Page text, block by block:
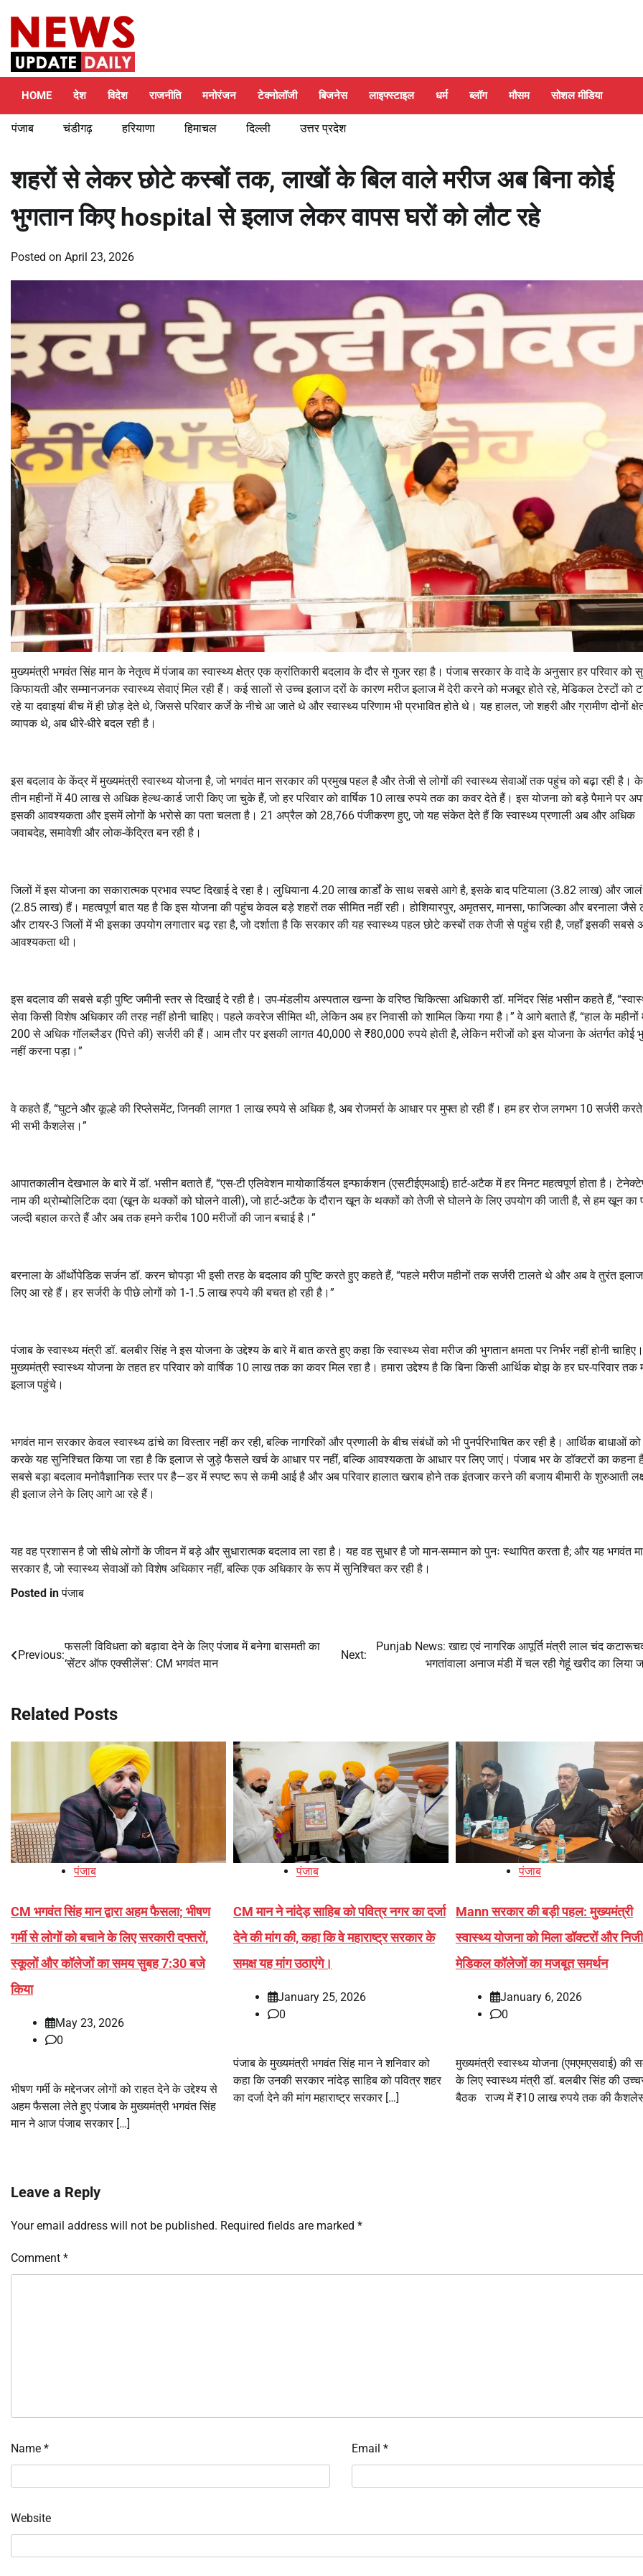
content
HOME देश विदेश राजनीति मनोरंजन टेक्नोलॉजी बिजनेस लाइफ्स्टाइल धर्म ब्लॉग मौसम सोशल मीडिया
पंजाब चंडीगढ़ हरियाणा हिमाचल दिल्ली उत्तर प्रदेश
शहरों से लेकर छोटे कस्बों तक, लाखों के बिल वाले मरीज अब बिना कोई
भुगतान किए hospital से इलाज लेकर वापस घरों को लौट रहे
Posted on April 23, 2026
मुख्यमंत्री भगवंत सिंह मान के नेतृत्व में पंजाब का स्वास्थ्य क्षेत्र एक क्रांतिकारी बदलाव के दौर से गुजर रहा है। पंजाब सरकार के वादे के अनुसार हर परिवार को
किफायती और सम्मानजनक स्वास्थ्य सेवाएं मिल रही हैं। कई सालों से उच्च इलाज दरों के कारण मरीज इलाज में देरी करने को मजबूर होते रहे, मेडिकल टेस्टों को
रहे या दवाइयां बीच में ही छोड़ देते थे, जिससे परिवार कर्जे के नीचे आ जाते थे और स्वास्थ्य परिणाम भी प्रभावित होते थे। यह हालत, जो शहरी और ग्रामीण दोनों
व्यापक थे, अब धीरे-धीरे बदल रही है।
इस बदलाव के केंद्र में मुख्यमंत्री स्वास्थ्य योजना है, जो भगवंत मान सरकार की प्रमुख पहल है और तेजी से लोगों की स्वास्थ्य सेवाओं तक पहुंच को बढ़ा रही है।
तीन महीनों में 40 लाख से अधिक हेल्थ-कार्ड जारी किए जा चुके हैं, जो हर परिवार को वार्षिक 10 लाख रुपये तक का कवर देते हैं। इस योजना को बड़े पैमाने पर
इसकी आवश्यकता और इसमें लोगों के भरोसे का पता चलता है। 21 अप्रैल को 28,766 पंजीकरण हुए, जो यह संकेत देते हैं कि स्वास्थ्य प्रणाली अब और अधिक
जवाबदेह, समावेशी और लोक-केंद्रित बन रही है।
जिलों में इस योजना का सकारात्मक प्रभाव स्पष्ट दिखाई दे रहा है। लुधियाना 4.20 लाख कार्डों के साथ सबसे आगे है, इसके बाद पटियाला (3.82 लाख) और
(2.85 लाख) हैं। महत्वपूर्ण बात यह है कि इस योजना की पहुंच केवल बड़े शहरों तक सीमित नहीं रही। होशियारपुर, अमृतसर, मानसा, फाजिल्का और बरनाला जैसे
और टायर-3 जिलों में भी इसका उपयोग लगातार बढ़ रहा है, जो दर्शाता है कि सरकार की यह स्वास्थ्य पहल छोटे कस्बों तक तेजी से पहुंच रही है, जहाँ इसकी सबसे
आवश्यकता थी।
इस बदलाव की सबसे बड़ी पुष्टि जमीनी स्तर से दिखाई दे रही है। उप-मंडलीय अस्पताल खन्ना के वरिष्ठ चिकित्सा अधिकारी डॉ. मनिंदर सिंह भसीन कहते हैं,
सेवा किसी विशेष अधिकार की तरह नहीं होनी चाहिए। पहले कवरेज सीमित थी, लेकिन अब हर निवासी को शामिल किया गया है।” वे आगे बताते हैं, “हाल के महीनों
200 से अधिक गॉलब्लैडर (पित्ते की) सर्जरी की हैं। आम तौर पर इसकी लागत 40,000 से ₹80,000 रुपये होती है, लेकिन मरीजों को इस योजना के अंतर्गत कोई
नहीं करना पड़ा।”
वे कहते हैं, “घुटने और कूल्हे की रिप्लेसमेंट, जिनकी लागत 1 लाख रुपये से अधिक है, अब रोजमर्रा के आधार पर मुफ्त हो रही हैं। हम हर रोज लगभग 10 सर्जरी
भी सभी कैशलेस।”
आपातकालीन देखभाल के बारे में डॉ. भसीन बताते हैं, “एस-टी एलिवेशन मायोकार्डियल इन्फार्कशन (एसटीईएमआई) हार्ट-अटैक में हर मिनट महत्वपूर्ण होता है।
नाम की थ्रोम्बोलिटिक दवा (खून के थक्कों को घोलने वाली), जो हार्ट-अटैक के दौरान खून के थक्कों को तेजी से घोलने के लिए उपयोग की जाती है, से हम खून का
जल्दी बहाल करते हैं और अब तक हमने करीब 100 मरीजों की जान बचाई है।”
बरनाला के ऑर्थोपेडिक सर्जन डॉ. करन चोपड़ा भी इसी तरह के बदलाव की पुष्टि करते हुए कहते हैं, “पहले मरीज महीनों तक सर्जरी टालते थे और अब वे तुरंत
लिए आ रहे हैं। हर सर्जरी के पीछे लोगों को 1-1.5 लाख रुपये की बचत हो रही है।”
पंजाब के स्वास्थ्य मंत्री डॉ. बलबीर सिंह ने इस योजना के उद्देश्य के बारे में बात करते हुए कहा कि स्वास्थ्य सेवा मरीज की भुगतान क्षमता पर निर्भर नहीं होनी चाहिए।
मुख्यमंत्री स्वास्थ्य योजना के तहत हर परिवार को वार्षिक 10 लाख तक का कवर मिल रहा है। हमारा उद्देश्य है कि बिना किसी आर्थिक बोझ के हर घर-परिवार तक
इलाज पहुंचे।
भगवंत मान सरकार केवल स्वास्थ्य ढांचे का विस्तार नहीं कर रही, बल्कि नागरिकों और प्रणाली के बीच संबंधों को भी पुनर्परिभाषित कर रही है। आर्थिक बाधाओं
करके यह सुनिश्चित किया जा रहा है कि इलाज से जुड़े फैसले खर्च के आधार पर नहीं, बल्कि आवश्यकता के आधार पर लिए जाएं। पंजाब भर के डॉक्टरों का कहना
सबसे बड़ा बदलाव मनोवैज्ञानिक स्तर पर है—डर में स्पष्ट रूप से कमी आई है और अब परिवार हालात खराब होने तक इंतजार करने की बजाय बीमारी के शुरुआती
ही इलाज लेने के लिए आगे आ रहे हैं।
यह वह प्रशासन है जो सीधे लोगों के जीवन में बड़े और सुधारात्मक बदलाव ला रहा है। यह वह सुधार है जो मान-सम्मान को पुनः स्थापित करता है; और यह भगवंत
सरकार है, जो स्वास्थ्य सेवाओं को विशेष अधिकार नहीं, बल्कि एक अधिकार के रूप में सुनिश्चित कर रही है।
Posted inपंजाब
Post
Previous:
फसली विविधता को बढ़ावा देने के लिए पंजाब में बनेगा बासमती का
‘सेंटर ऑफ एक्सीलेंस’: CM भगवंत मान
Next:
Punjab News: खाद्य एवं नागरिक आपूर्ति मंत्री लाल चंद
भगतांवाला अनाज मंडी में चल रही गेहूं खरीद का लिया
Related Posts
पंजाब
CM भगवंत सिंह मान द्वारा अहम फैसला; भीषण
गर्मी से लोगों को बचाने के लिए सरकारी दफ्तरों,
स्कूलों और कॉलेजों का समय सुबह 7:30 बजे
किया
May 23, 2026
0
भीषण गर्मी के मद्देनजर लोगों को राहत देने के उद्देश्य से
अहम फैसला लेते हुए पंजाब के मुख्यमंत्री भगवंत सिंह
मान ने आज पंजाब सरकार […]
पंजाब
CM मान ने नांदेड़ साहिब को पवित्र नगर का दर्जा
देने की मांग की, कहा कि वे महाराष्ट्र सरकार के
समक्ष यह मांग उठाएंगे।
January 25, 2026
0
पंजाब के मुख्यमंत्री भगवंत सिंह मान ने शनिवार को
कहा कि उनकी सरकार नांदेड़ साहिब को पवित्र शहर
का दर्जा देने की मांग महाराष्ट्र सरकार […]
पंजाब
Mann सरकार की बड़ी पहल: मुख्यमंत्री
स्वास्थ्य योजना को मिला डॉक्टरों और निजी
मेडिकल कॉलेजों का मजबूत समर्थन
January 6, 2026
0
मुख्यमंत्री स्वास्थ्य योजना (एमएमएसवाई) की
के लिए स्वास्थ्य मंत्री डॉ. बलबीर सिंह की
बैठक राज्य में ₹10 लाख रुपये तक की
Leave a Reply
Your email address will not be published. Required fields are marked *
Comment *
Name * Email *
Website